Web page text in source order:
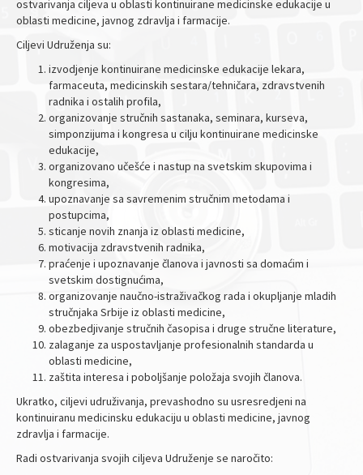
ostvarivanja ciljeva u oblasti kontinuirane medicinske edukacije u
oblasti medicine, javnog zdravlja i farmacije.
Ciljevi Udruženja su:
izvodjenje kontinuirane medicinske edukacije lekara,
farmaceuta, medicinskih sestara/tehničara, zdravstvenih
radnika i ostalih profila,
organizovanje stručnih sastanaka, seminara, kurseva,
simponzijuma i kongresa u cilju kontinuirane medicinske
edukacije,
organizovano učešće i nastup na svetskim skupovima i
kongresima,
upoznavanje sa savremenim stručnim metodama i
postupcima,
sticanje novih znanja iz oblasti medicine,
motivacija zdravstvenih radnika,
praćenje i upoznavanje članova i javnosti sa domaćim i
svetskim dostignućima,
organizovanje naučno-istraživačkog rada i okupljanje mladih
stručnjaka Srbije iz oblasti medicine,
obezbedjivanje stručnih časopisa i druge stručne literature,
zalaganje za uspostavljanje profesionalnih standarda u
oblasti medicine,
zaštita interesa i poboljšanje položaja svojih članova.
Ukratko, ciljevi udruživanja, prevashodno su usresredjeni na
kontinuiranu medicinsku edukaciju u oblasti medicine, javnog
zdravlja i farmacije.
Radi ostvarivanja svojih ciljeva Udruženje se naročito: